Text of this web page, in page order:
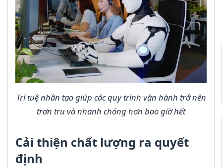
Trí tuệ nhân tạo giúp các quy trình vận hành trở nên
trơn tru và nhanh chóng hơn bao giờ hết
Cải thiện chất lượng ra quyết
định